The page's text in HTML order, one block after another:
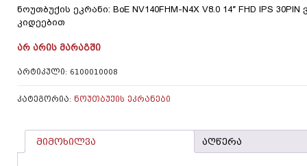
ნოუთბუქის ეკრანი: BoE NV140FHM-N4X V8.0 14″ FHD IPS 30PIN
კიდეებით
ᲐᲠ ᲐᲠᲘᲡ ᲛᲐᲠᲐᲒᲨᲘ
ᲐᲠᲢᲘᲙᲣᲚᲘ: 6100010008
ᲙᲐᲢᲔᲒᲝᲠᲘᲐ: ᲜᲝᲣᲗᲑᲣᲥᲘᲡ ᲔᲙᲠᲐᲜᲔᲑᲘ
მიმოხილვა აღწერა